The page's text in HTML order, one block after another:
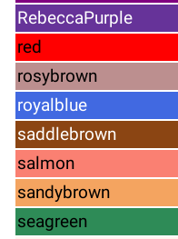
RebeccaPurple
red
rosybrown
royalblue
saddlebrown
salmon
sandybrown
seagreen